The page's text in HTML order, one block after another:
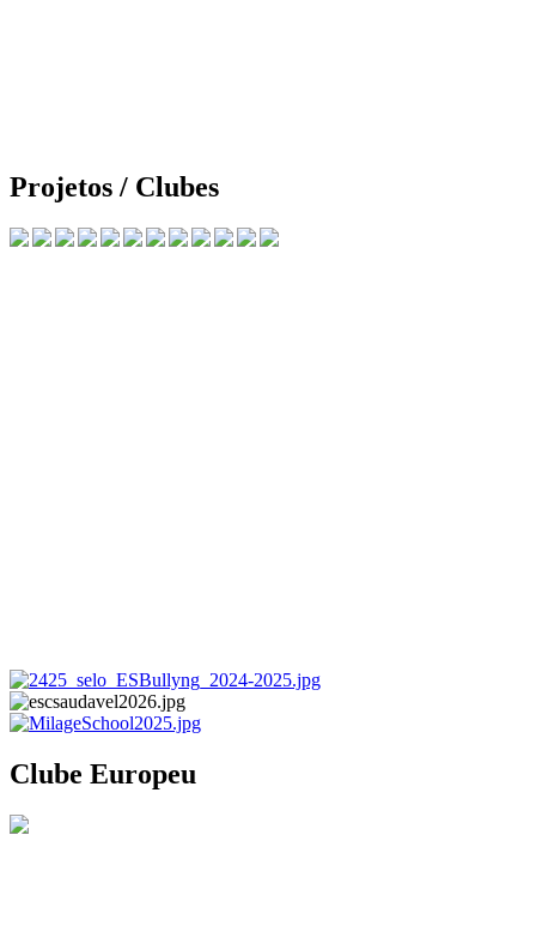
Projetos / Clubes
Clube Europeu